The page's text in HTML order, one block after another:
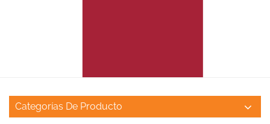
Categorías De Producto